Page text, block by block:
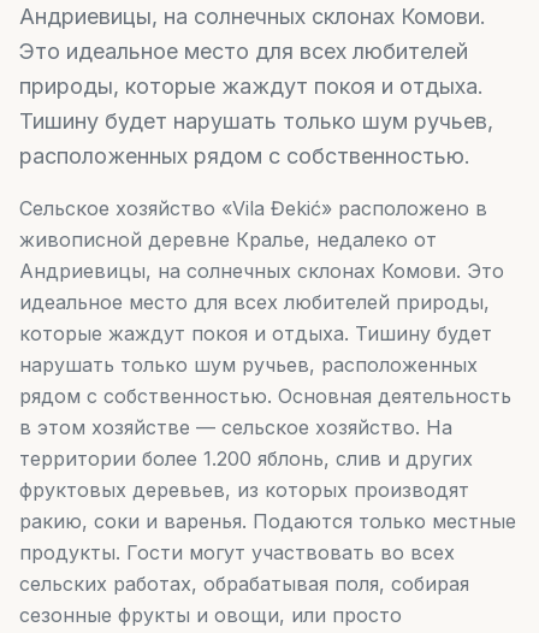
Андриевицы, на солнечных склонах Комови.
Это идеальное место для всех любителей
природы, которые жаждут покоя и отдыха.
Тишину будет нарушать только шум ручьев,
расположенных рядом с собственностью.
Сельское хозяйство «Vila Đekić» расположено в
живописной деревне Кралье, недалеко от
Андриевицы, на солнечных склонах Комови. Это
идеальное место для всех любителей природы,
которые жаждут покоя и отдыха. Тишину будет
нарушать только шум ручьев, расположенных
рядом с собственностью. Основная деятельность
в этом хозяйстве — сельское хозяйство. На
территории более 1.200 яблонь, слив и других
фруктовых деревьев, из которых производят
ракию, соки и варенья. Подаются только местные
продукты. Гости могут участвовать во всех
сельских работах, обрабатывая поля, собирая
сезонные фрукты и овощи, или просто